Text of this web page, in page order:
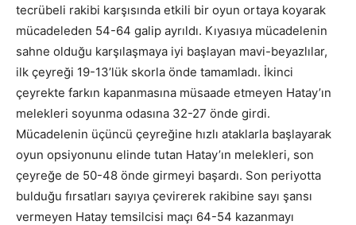
tecrübeli rakibi karşısında etkili bir oyun ortaya koyarak
mücadeleden 54-64 galip ayrıldı. Kıyasıya mücadelenin
sahne olduğu karşılaşmaya iyi başlayan mavi-beyazlılar,
ilk çeyreği 19-13’lük skorla önde tamamladı. İkinci
çeyrekte farkın kapanmasına müsaade etmeyen Hatay’ın
melekleri soyunma odasına 32-27 önde girdi.
Mücadelenin üçüncü çeyreğine hızlı ataklarla başlayarak
oyun opsiyonunu elinde tutan Hatay’ın melekleri, son
çeyreğe de 50-48 önde girmeyi başardı. Son periyotta
bulduğu fırsatları sayıya çevirerek rakibine sayı şansı
vermeyen Hatay temsilcisi maçı 64-54 kazanmayı